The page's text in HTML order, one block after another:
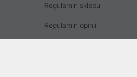
Regulamin sklepu
Regulamin opinii